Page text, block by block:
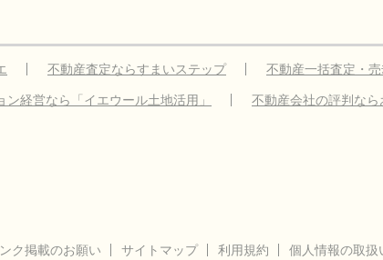
不動産査定ならすまいステップ
不動産一括査定・
経営なら「イエウール土地活用」
不動産会社の評判な
ク掲載のお願い サイトマップ 利用規約 個人情報の取扱